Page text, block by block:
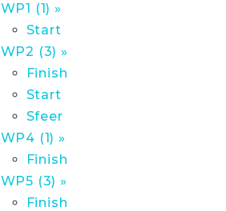
WP1 (1) »
Start
WP2 (3) »
Finish
Start
Sfeer
WP4 (1) »
Finish
WP5 (3) »
Finish